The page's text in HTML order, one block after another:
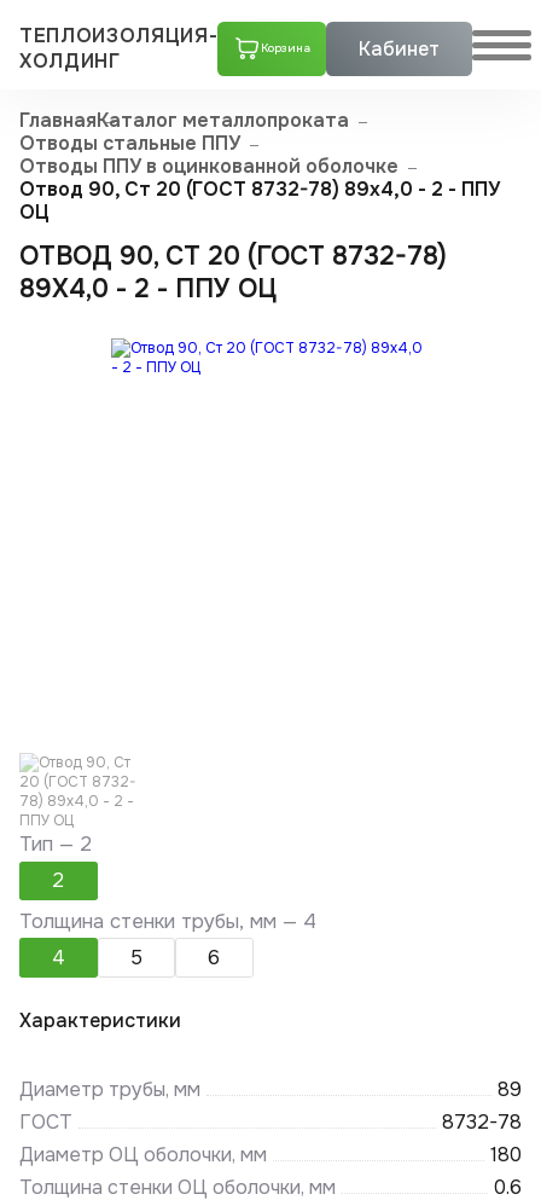
ТЕПЛОИЗОЛЯЦИЯ-
ХОЛДИНГ
Корзина Кабинет
ГлавнаяКаталог металлопроката
Отводы стальные ППУ
Отводы ППУ в оцинкованной оболочке
Отвод 90, Ст 20 (ГОСТ 8732-78) 89x4,0 - 2 - ППУ
ОЦ
ОТВОД 90, СТ 20 (ГОСТ 8732-78)
89X4,0 - 2 - ППУ ОЦ
Тип — 2
2
Толщина стенки трубы, мм — 4
4
5 6
Характеристики
Диаметр трубы, мм
89
ГОСТ
8732-78
Диаметр ОЦ оболочки, мм
180
Толщина стенки ОЦ оболочки, мм
0.6